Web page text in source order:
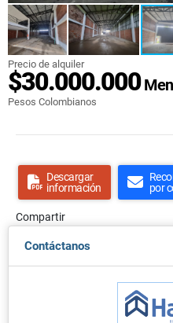
Precio de alquiler
$30.000.000
Pesos Colombianos
Descargar
información
por
Compartir
Contáctanos